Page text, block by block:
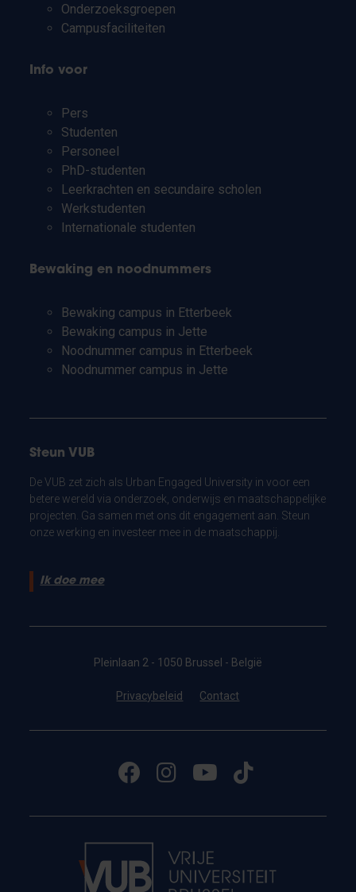
Onderzoeksgroepen
Campusfaciliteiten
Info voor
Pers
Studenten
Personeel
PhD-studenten
Leerkrachten en secundaire scholen
Werkstudenten
Internationale studenten
Bewaking en noodnummers
Bewaking campus in Etterbeek
Bewaking campus in Jette
Noodnummer campus in Etterbeek
Noodnummer campus in Jette
Steun VUB
De VUB zet zich als Urban Engaged University in voor een
betere wereld via onderzoek, onderwijs en maatschappelijke
projecten. Ga samen met ons dit engagement aan. Steun
onze werking en investeer mee in de maatschappij.
Ik doe mee
Pleinlaan 2 - 1050 Brussel - België
Privacybeleid Contact